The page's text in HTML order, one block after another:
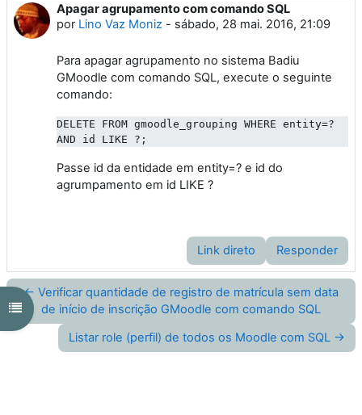
Abrir índice do curso
Apagar agrupamento com comando SQL
por Lino Vaz Moniz - sábado, 28 mai. 2016, 21:09
Número de respostas: 0
Para apagar agrupamento no sistema Badiu
GMoodle com comando SQL, execute o seguinte
comando:
DELETE FROM gmoodle_grouping WHERE entity=?
AND id LIKE ?;
Passe id da entidade em entity=? e id do
agrumpamento em id LIKE ?
Link direto Responder
← Verificar quantidade de registro de matrícula sem data
de início de inscrição GMoodle com comando SQL
Listar role (perfil) de todos os Moodle com SQL →